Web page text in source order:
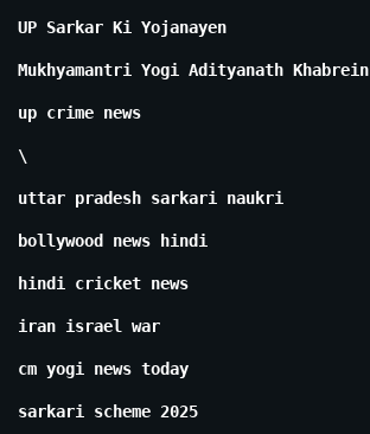
UP Sarkar Ki Yojanayen
Mukhyamantri Yogi Adityanath Khabrein
up crime news
\
uttar pradesh sarkari naukri
bollywood news hindi
hindi cricket news
iran israel war
cm yogi news today
sarkari scheme 2025